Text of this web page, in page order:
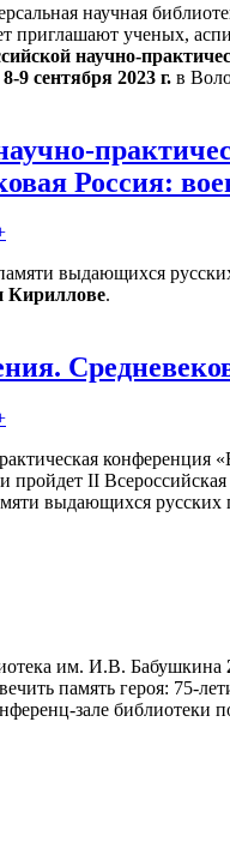
научная
приглашают ученых,
научно-
8-9 сентября 2023 г. в
Россия:
выдающихся
Кириллове.
пройдет II
выдающихся
им. И.В. Бабушкина
память героя: 75-
зале библиотеки